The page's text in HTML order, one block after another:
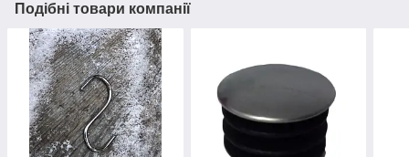
Подібні товари компанії